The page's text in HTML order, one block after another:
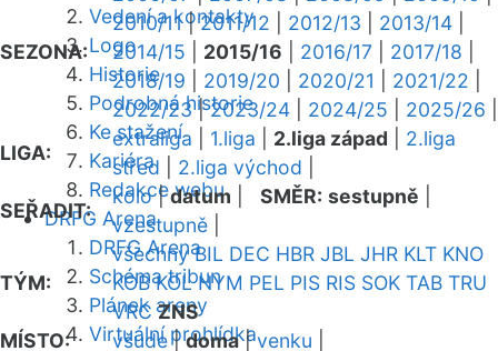
Vedení a kontakty
Logo
Historie
Podrobná historie
Ke stažení
Kariéra
Redakce webu
DRFG Arena
DRFG Arena
Schéma tribun
Plánek areny
Virtuální prohlídka
SEZONA:
2010/11|2011/12 2012/13 2013/14
2014/15
2015/16 2016/17 2017/18
2018/19
2019/20 2020/21 2021/22
2022/23|2023/24 2024/25 2025/26
LIGA:
extraliga 1.liga 2.liga západ
2.liga
střed
2.liga východ
SEŘADIT:
kolo|datum SMĚR: sestupně
vzestupně
TÝM:
všechny BIL DEC HBR JBL JHR KLT KNO
KOB KOL NYM PEL PIS RIS SOK TAB TRU
VRC ZNS
MÍSTO:
všude|doma|venku